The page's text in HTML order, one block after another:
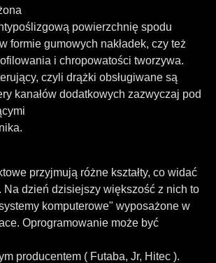
powierzchnię spodu
formie gumowych nakładek, czy też
i chropowatości tworzywa.
czyli drążki obsługiwane są
kanałów dodatkowych zazwyczaj pod
przyjmują różne kształty, co widać
Na dzień dzisiejszy większość z nich to
komputerowe" wyposażone w
Oprogramowanie może być
producentem ( Futaba, Jr, Hitec ).